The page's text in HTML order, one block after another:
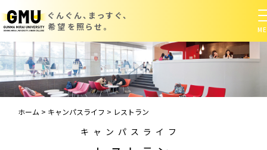
ぐんぐん、まっすぐ、
希望を照らせ。
ホーム > キャンパスライフ > レストラン
キャンパスライフ